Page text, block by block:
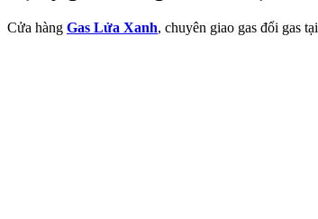
Cửa hàng Gas Lửa Xanh, chuyên giao gas đổi gas tại